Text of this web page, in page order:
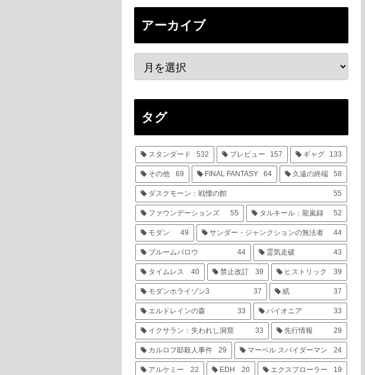
アーカイブ
タグ
スタンダード 532 プレビュー 157 ギャグ 133
その他 69 FINAL FANTASY 64 久遠の終端 58
ダスクモーン：戦慄の館 55
ファウンデーションズ 55 タルキール：龍嵐録 52
モダン 49 サンダー・ジャンクションの無法者 44
ブルームバロウ 44 霊気走破 43
タイムレス 40 禁止改訂 39 ヒストリック 39
モダンホライゾン3 37 紙 37
エルドレインの森 33 パイオニア 33
イクサラン：失われし洞窟 33 先行情報 29
カルロフ邸殺人事件 29 マーベル スパイダーマン 24
アルケミー 22 EDH 20 エクスプローラー 19